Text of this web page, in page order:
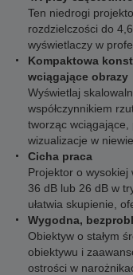
Ten niedrogi
rozdzielczości do
wyświetlaczy w
Kompaktowa
wciągające obrazy
Wyświetlaj
współczynnikiem
tworząc
wizualizacje w
Cicha praca
Projektor o wysokiej
36 dB lub 26 dB w
ułatwia skupienie,
Wygodna,
Obiektyw o stałym
obiektywu i
ostrości w